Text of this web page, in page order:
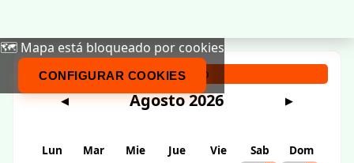
🗺️ Mapa está bloqueado por cookies
CONFIGURAR COOKIES
Calendario
◀ Agosto 2026 ▶
Lun Mar Mie Jue Vie Sab
Dom